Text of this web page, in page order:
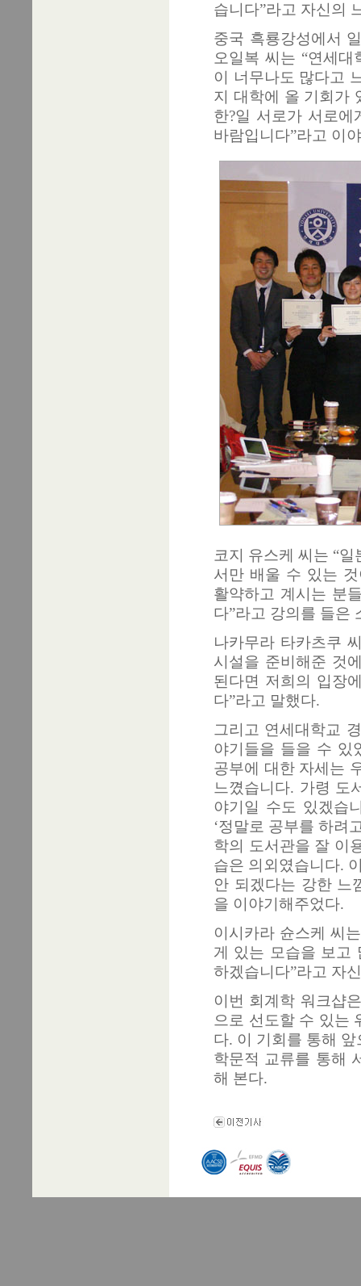
습니다”라고 자신의
중국 흑룡강성에서
오일복 씨는 “연세
이 너무나도 많다고
지 대학에 올 기회가
한?일 서로가 서로
바람입니다”라고 이
코지 유스케 씨는 “
서만 배울 수 있는
활약하고 계시는 분
다”라고 강의를 들은
나카무라 타카츠쿠
시설을 준비해준 것
된다면 저희의 입장
다”라고 말했다.
그리고 연세대학교
야기들을 들을 수 있
공부에 대한 자세는
느꼈습니다. 가령 도
야기일 수도 있겠습
‘정말로 공부를 하려
학의 도서관을 잘 이
습은 의외였습니다.
안 되겠다는 강한 느
을 이야기해주었다.
이시카라 슌스케 씨
게 있는 모습을 보고
하겠습니다”라고 자
이번 회계학 워크샵
으로 선도할 수 있는
다. 이 기회를 통해
학문적 교류를 통해
해 본다.